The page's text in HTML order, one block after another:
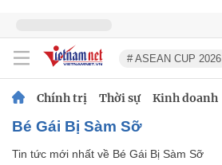
# ASEAN CUP 2026
Chính trị Thời sự Kinh doanh
Bé Gái Bị Sàm Sỡ
Tin tức mới nhất về Bé Gái Bị Sàm Sỡ